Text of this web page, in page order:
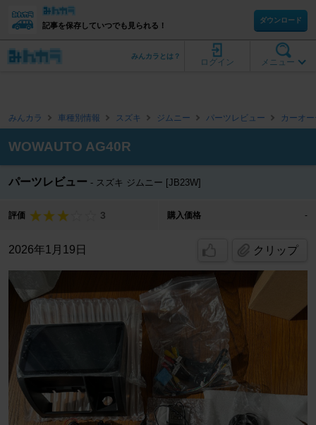
記事を保存していつでも見られる！
ダウンロード
メニュー
ログイン
みんカラとは？
みんカラ 車種別情報 スズキ ジムニー パーツレビュー カーオ
WOWAUTO AG40R
パーツレビュー スズキ ジムニー [JB23W]
評価 3 購入価格 -
2026年1月19日 クリップ